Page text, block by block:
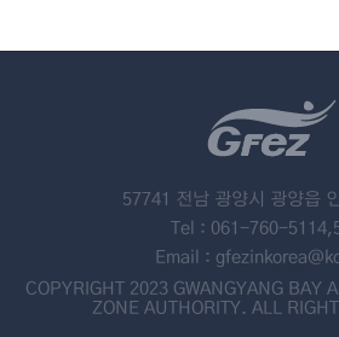
57741 전남 광양시 광양읍
Tel : 061-760-
Email :
COPYRIGHT 2023 GWANGYANG BAY
ZONE AUTHORITY. ALL